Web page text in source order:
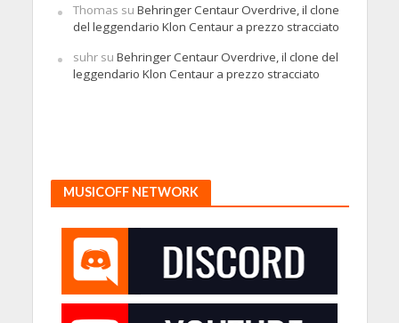
Thomas su Behringer Centaur Overdrive, il clone
del leggendario Klon Centaur a prezzo stracciato
suhrsu Behringer Centaur Overdrive, il clone del
leggendario Klon Centaur a prezzo stracciato
MUSICOFF NETWORK